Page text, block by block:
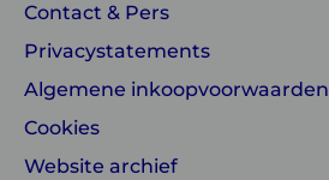
Contact & Pers
Privacystatements
Algemene inkoopvoorwaarden
Cookies
Website archief